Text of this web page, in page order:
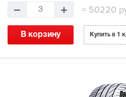
3 = 50220
В корзину Купить в 1